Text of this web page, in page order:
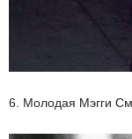
6. Молодая Мэгги